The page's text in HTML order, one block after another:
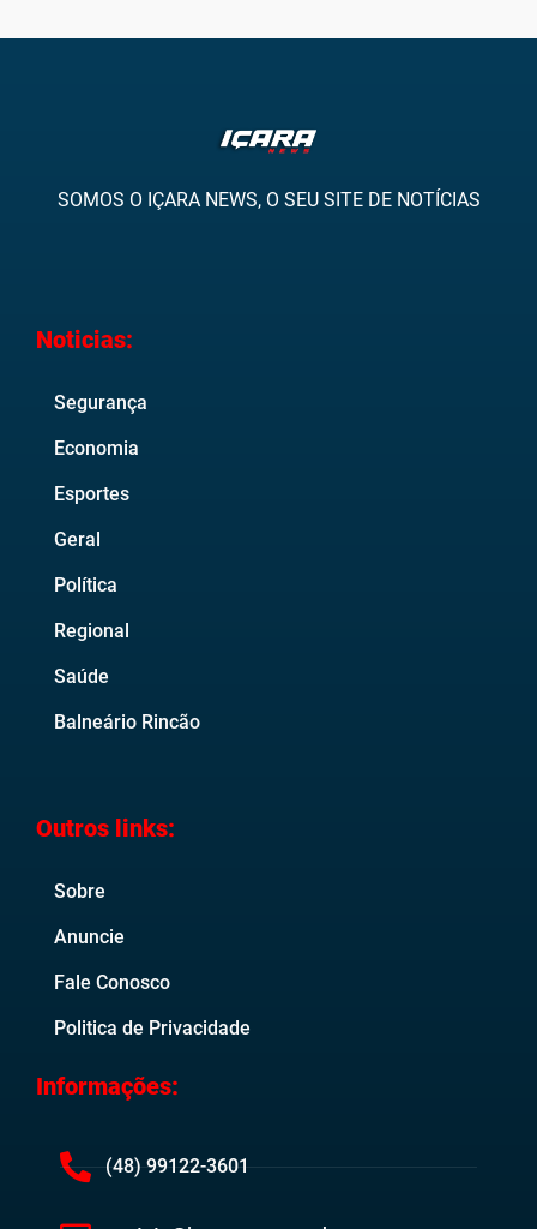
SOMOS O IÇARA NEWS, O SEU SITE DE NOTÍCIAS
Noticias:
Segurança
Economia
Esportes
Geral
Política
Regional
Saúde
Balneário Rincão
Outros links:
Sobre
Anuncie
Fale Conosco
Politica de Privacidade
Informações:
(48) 99122-3601